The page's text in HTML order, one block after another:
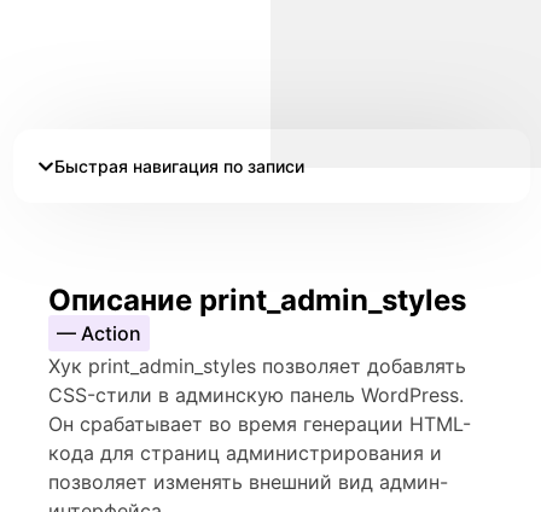
Быстрая навигация по записи
Описание print_admin_styles
— Action
Хук print_admin_styles позволяет добавлять
CSS-стили в админскую панель WordPress.
Он срабатывает во время генерации HTML-
кода для страниц администрирования и
позволяет изменять внешний вид админ-